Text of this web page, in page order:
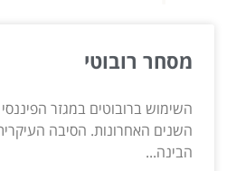
מסחר רובוטי
השימוש ברובוטים במגזר
השנים האחרונות. הסיבה
הבינה...